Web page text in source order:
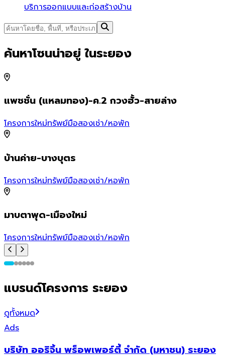
บริการออกแบบและก่อสร้างบ้าน
ค้นหาโซนน่าอยู่ ในระยอง
แพชชั่น (แหลมทอง)-ค.2 กวงฮั้ว-สายล่าง
โครงการใหม่ทรัพย์มือสองเช่า/หอพัก
บ้านค่าย-บางบุตร
โครงการใหม่ทรัพย์มือสองเช่า/หอพัก
มาบตาพุด-เมืองใหม่
โครงการใหม่ทรัพย์มือสองเช่า/หอพัก
แบรนด์โครงการ ระยอง
ดูทั้งหมด
Ads
บริษัท ออริจิ้น พร็อพเพอร์ตี้ จำกัด (มหาชน) ระยอง